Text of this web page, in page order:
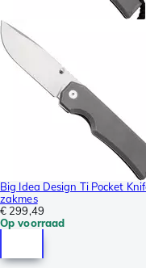
Big Idea Design Ti Pocket
zakmes
€ 299,49
Op voorraad